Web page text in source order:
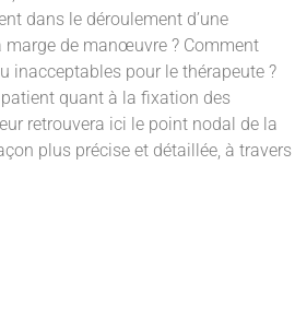
dans le déroulement d’une
marge de manœuvre ? Comment
inacceptables pour le thérapeute ?
quant à la fixation des
retrouvera ici le point nodal de la
plus précise et détaillée, à travers